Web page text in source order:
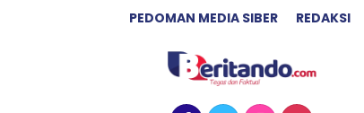
PEDOMAN MEDIA SIBER REDAKSI